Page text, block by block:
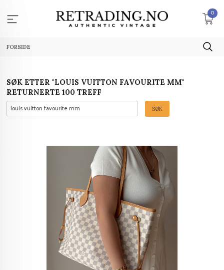
innholdet
0
FORSIDE
SØK ETTER "LOUIS VUITTON FAVOURITE MM"
RETURNERTE 100 TREFF